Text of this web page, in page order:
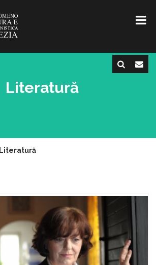
Literatură
Literatură